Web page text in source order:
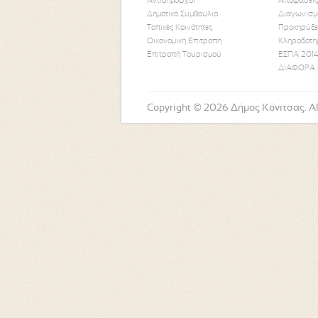
Δημοτικό Συμβούλιο
Τοπικές Κοινότητες
Οικονομική Επιτροπή
Επιτροπή Τουρισμού
ΕΣΠΑ
ΔΙΑΦΟΡΑ
Copyright © 2026 Δήμος Κόνιτσας.